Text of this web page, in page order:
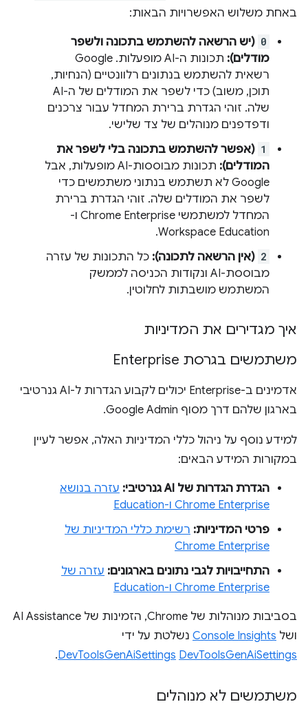
באחת משלוש האפשרויות הבאות:
0 (יש הרשאה להשתמש בתכונה ולשפר
מודלים):
תכונות ה-AI מופעלות. ‫Google
רשאית להשתמש בנתונים רלוונטיים (הנחיות,
תוכן, משוב) כדי לשפר את המודלים של ה-AI
שלה. זוהי הגדרת ברירת המחדל עבור צרכנים
ודפדפנים מנוהלים של צד שלישי.
1 (אפשר להשתמש בתכונה בלי לשפר את
המודלים):
תכונות מבוססות-AI מופעלות, אבל
Google לא תשתמש בנתוני משתמשים כדי
לשפר את המודלים שלה. זוהי הגדרת ברירת
המחדל למשתמשי Chrome Enterprise ו-
Workspace Education.
2 (אין הרשאה לתכונה): כל התכונות של עזרה
מבוססת-AI ונקודות הכניסה לממשק
המשתמש מושבתות לחלוטין.
איך מגדירים את המדיניות
משתמשים בגרסת Enterprise
אדמינים ב-Enterprise יכולים לקבוע הגדרות ל-AI גנרטיבי
בארגון שלהם דרך מסוף Google Admin.
למידע נוסף על ניהול כללי המדיניות האלה, אפשר לעיין
במקורות המידע הבאים:
הגדרת הגדרות של AI גנרטיבי:
עזרה בנושא
Chrome Enterprise ו-Education
פרטי המדיניות: רשימת כללי המדיניות של
Chrome Enterprise
התחייבויות לגבי נתונים בארגונים: עזרה של
Chrome Enterprise ו-Education
בסביבות מנוהלות של Chrome, הזמינות של AI Assistance
ושל Console Insights נשלטת על ידי
DevToolsGenAiSettings
DevToolsGenAiSettings
.
משתמשים לא מנוהלים